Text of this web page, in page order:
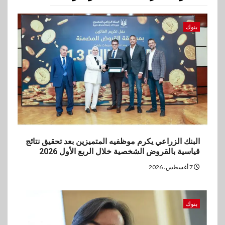
3
اخبار
غرفة القاهرة تنظم ندوة إلكترونية
لدعم الصادرات وتحقيق
مستهدفات رؤية مصر 2030
بنوك
بنك مصر يشارك في فعالية اليوم
العالمي للشباب ويقدم العديد من
العروض المجانية
5
بنوك
بنوك
البنك الزراعي يكرم موظفيه المتميزين بعد تحقيق نتائج
قياسية بالقروض الشخصية خلال الربع الأول 2026
بنوك